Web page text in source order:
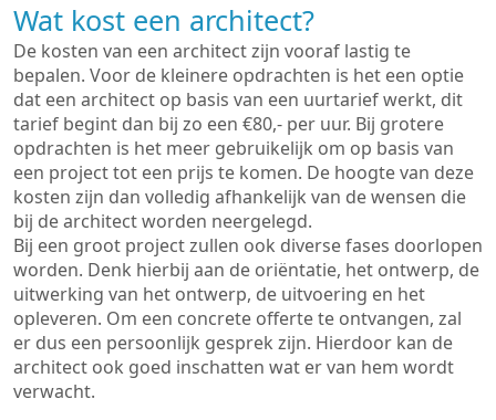
Wat kost een architect?
De kosten van een architect zijn vooraf lastig te
bepalen. Voor de kleinere opdrachten is het een optie
dat een architect op basis van een uurtarief werkt, dit
tarief begint dan bij zo een €80,- per uur. Bij grotere
opdrachten is het meer gebruikelijk om op basis van
een project tot een prijs te komen. De hoogte van deze
kosten zijn dan volledig afhankelijk van de wensen die
bij de architect worden neergelegd.
Bij een groot project zullen ook diverse fases doorlopen
worden. Denk hierbij aan de oriëntatie, het ontwerp, de
uitwerking van het ontwerp, de uitvoering en het
opleveren. Om een concrete offerte te ontvangen, zal
er dus een persoonlijk gesprek zijn. Hierdoor kan de
architect ook goed inschatten wat er van hem wordt
verwacht.